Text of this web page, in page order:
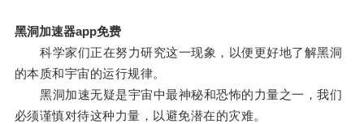
黑洞加速器app免费
科学家们正在努力研究这一现象，以便更好地了解黑洞
的本质和宇宙的运行规律。
黑洞加速无疑是宇宙中最神秘和恐怖的力量之一，我们
必须谨慎对待这种力量，以避免潜在的灾难。